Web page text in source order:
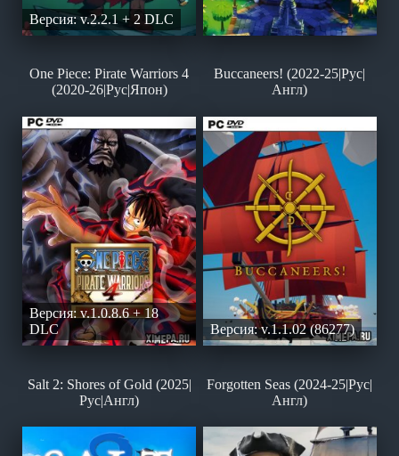
Версия: v.2.2.1 + 2 DLC
One Piece: Pirate Warriors 4
(2020-26|Рус|Япон)
Версия: v.1.0.8.6 + 18
DLC
Buccaneers! (2022-25|Рус|
Англ)
Версия: v.1.1.02 (86277)
Salt 2: Shores of Gold (2025|
Рус|Англ)
Forgotten Seas (2024-25|Рус|
Англ)